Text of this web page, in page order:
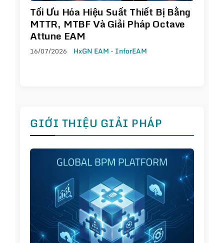
Tối Ưu Hóa Hiệu Suất Thiết Bị Bằng
MTTR, MTBF Và Giải Pháp Octave
Attune EAM
16/07/2026 HxGN EAM - InforEAM
GIỚI THIỆU GIẢI PHÁP